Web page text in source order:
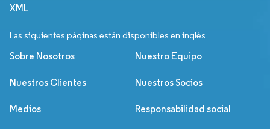
XML
Las siguientes páginas están disponibles en inglés
Sobre Nosotros Nuestro Equipo
Nuestros Clientes Nuestros Socios
Medios Responsabilidad social